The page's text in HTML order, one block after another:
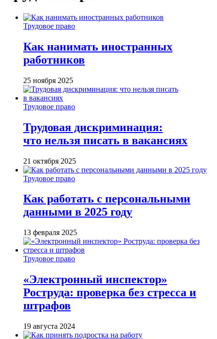
Трудовое право
Как нанимать иностранных
работников
25 ноября 2025
Трудовое право
Трудовая дискриминация:
что нельзя писать в вакансиях
21 октября 2025
Трудовое право
Как работать с персональными
данными в 2025 году
13 февраля 2025
Трудовое право
«Электронный инспектор»
Роструда: проверка без стресса и
штрафов
19 августа 2024